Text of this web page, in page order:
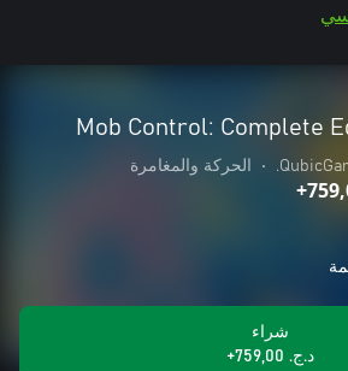
Mob Control: Complete
• الحركة والمغامرة
شراء
د.ج.‏ 759,00+